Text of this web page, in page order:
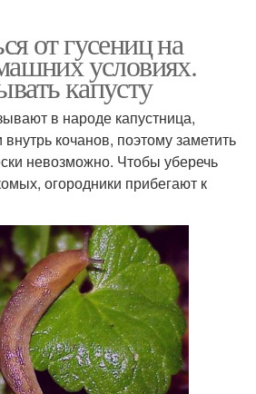
от гусениц на
условиях.
капусту
в народе капустница,
кочанов, поэтому заметить
невозможно. Чтобы уберечь
огородники прибегают к